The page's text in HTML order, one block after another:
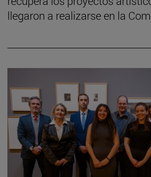
llegaron a realizarse en la